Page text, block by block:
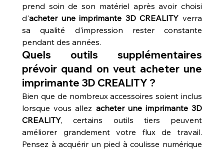
prend soin de son matériel après avoir choisi
d'acheter une imprimante 3D CREALITY verra
sa qualité d'impression rester constante
pendant des années.
Quels outils supplémentaires
prévoir quand on veut acheter une
imprimante 3D CREALITY ?
Bien que de nombreux accessoires soient inclus
lorsque vous allez acheter une imprimante 3D
CREALITY, certains outils tiers peuvent
améliorer grandement votre flux de travail.
Pensez à acquérir un pied à coulisse numérique